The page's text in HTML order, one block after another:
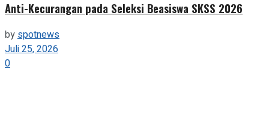
Anti-Kecurangan pada Seleksi Beasiswa SKSS 2026
by spotnews
Juli 25, 2026
0